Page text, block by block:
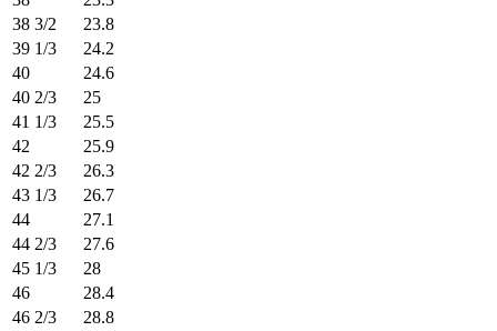
38 3/2
23.8
39 1/3
24.2
40
24.6
40 2/3
25
41 1/3
25.5
42
25.9
42 2/3
26.3
43 1/3
26.7
44
27.1
44 2/3
27.6
45 1/3
28
46
28.4
46 2/3
28.8